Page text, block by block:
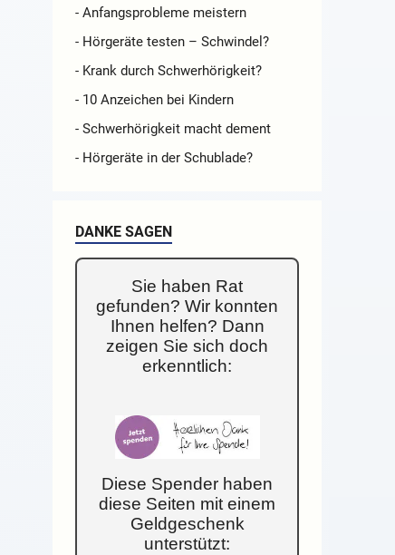
- Anfangsprobleme meistern
- Hörgeräte testen – Schwindel?
- Krank durch Schwerhörigkeit?
- 10 Anzeichen bei Kindern
- Schwerhörigkeit macht dement
- Hörgeräte in der Schublade?
DANKE SAGEN
Sie haben Rat
gefunden? Wir konnten
Ihnen helfen? Dann
zeigen Sie sich doch
erkenntlich:
Diese Spender haben
diese Seiten mit einem
Geldgeschenk
unterstützt: